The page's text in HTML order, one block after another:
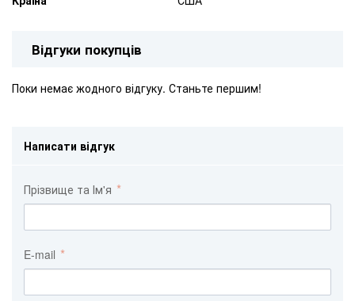
Відгуки покупців
Поки немає жодного відгуку. Станьте першим!
Написати відгук
Прізвище та Ім'я
E-mail